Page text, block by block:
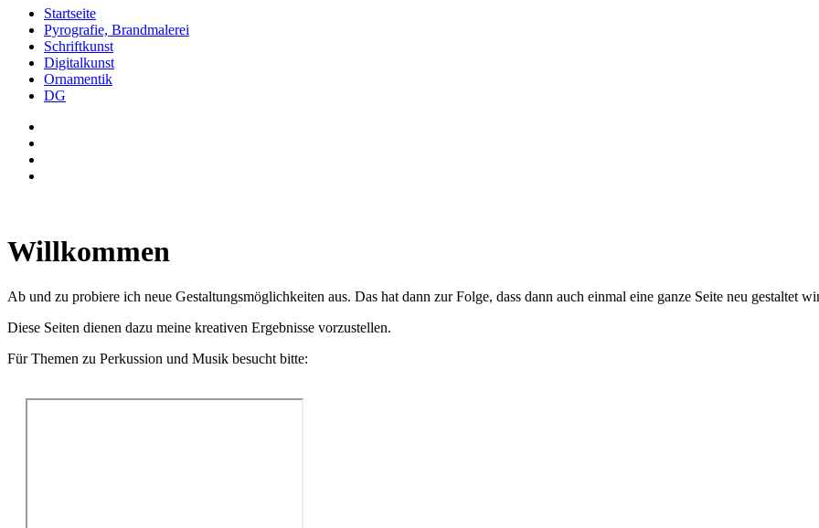
Startseite
Pyrografie, Brandmalerei
Schriftkunst
Digitalkunst
Ornamentik
DG
Willkommen
Ab und zu probiere ich neue Gestaltungsmöglichkeiten aus. Das hat dann zur Folge, dass dann auch einmal eine ganze Seite neu gestaltet
Diese Seiten dienen dazu meine kreativen Ergebnisse vorzustellen.
Für Themen zu Perkussion und Musik besucht bitte: